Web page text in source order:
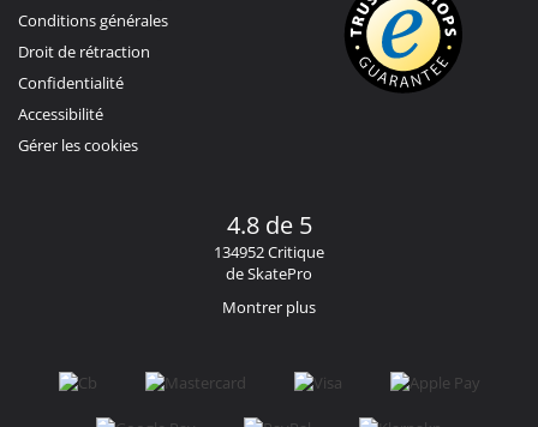
Conditions générales
Droit de rétraction
Confidentialité
Accessibilité
Gérer les cookies
4.8 de 5
134952 Critique
de SkatePro
Montrer plus